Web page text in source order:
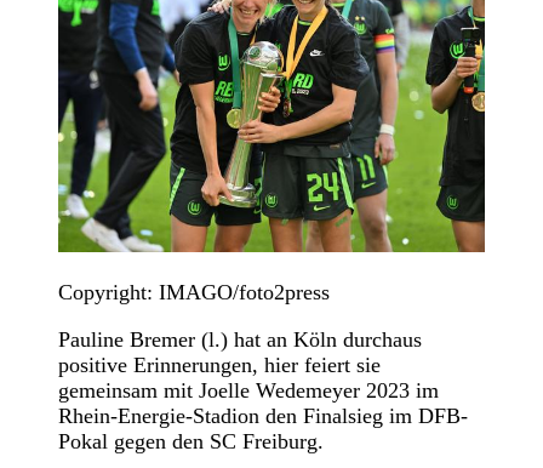
Copyright: IMAGO/foto2press
Pauline Bremer (l.) hat an Köln durchaus
positive Erinnerungen, hier feiert sie
gemeinsam mit Joelle Wedemeyer 2023 im
Rhein-Energie-Stadion den Finalsieg im DFB-
Pokal gegen den SC Freiburg.